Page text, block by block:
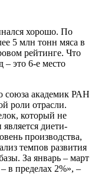
хорошо. По
5 млн тонн мяса в
рейтинге. Что
– это 6-е место
союза академик РАН
роли отрасли.
который не
диети­
про­изводства,
темпов развития
За январь – март
в пре­делах 2%», –